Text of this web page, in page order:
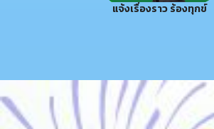
แจ้งเรื่องราว ร้องทุกข์